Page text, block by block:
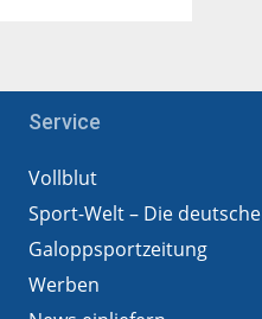
Service
Vollblut
Sport-Welt – Die deutsche
Galoppsportzeitung
Werben